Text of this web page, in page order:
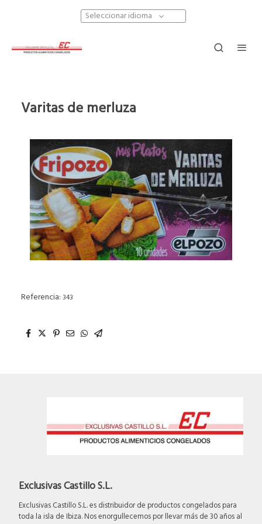
Seleccionar idioma
Varitas de merluza
Referencia: 343
Exclusivas Castillo S.L.
Exclusivas Castillo S.L. es distribuidor de productos congelados para
toda la isla de Ibiza. Nos enorgullecemos por llevar más de 30 años al